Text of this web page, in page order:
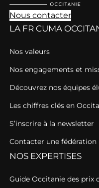
Nous contacter
LA FR CUMA
Nos valeurs
Nos engagements et
Découvrez nos équipes
Les chiffres clés en
S’inscrire à la newsletter
Contacter une fédération
NOS EXPERTISES
Guide Occitanie des prix